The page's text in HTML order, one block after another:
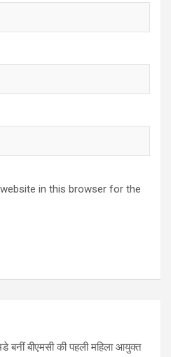
in this browser for the
बनीं बीएमसी की पहली महिला आयुक्त